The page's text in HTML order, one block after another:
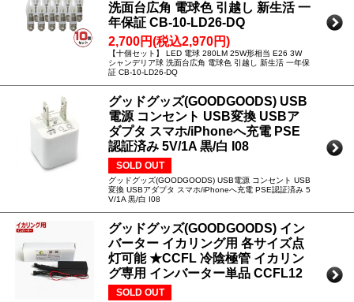
洗面台広角 電球色 引越し 新生活 一
年保証 CB-10-LD26-DQ
2,700円(税込2,970円)
【十個セット】 LED 電球 280LM 25W形相当 E26 3W
シャンデリア球 洗面台広角 電球色 引越し 新生活 一年保
証 CB-10-LD26-DQ
グッドグッズ(GOODGOODS) USB
電源 コンセント USB変換 USBア
ダプタ スマホ/iPhoneへ充電 PSE
認証済み 5V/1A 黒/白 I08
SOLD OUT
グッドグッズ(GOODGOODS) USB電源 コンセント USB
変換 USBアダプタ スマホ/iPhoneへ充電 PSE認証済み 5
V/1A 黒/白 I08
グッドグッズ(GOODGOODS) イン
バーター イカリング用 各サイズ点
灯可能 ★CCFL 冷陰極管 イカリン
グ専用 インバーター単品 CCFL12
SOLD OUT